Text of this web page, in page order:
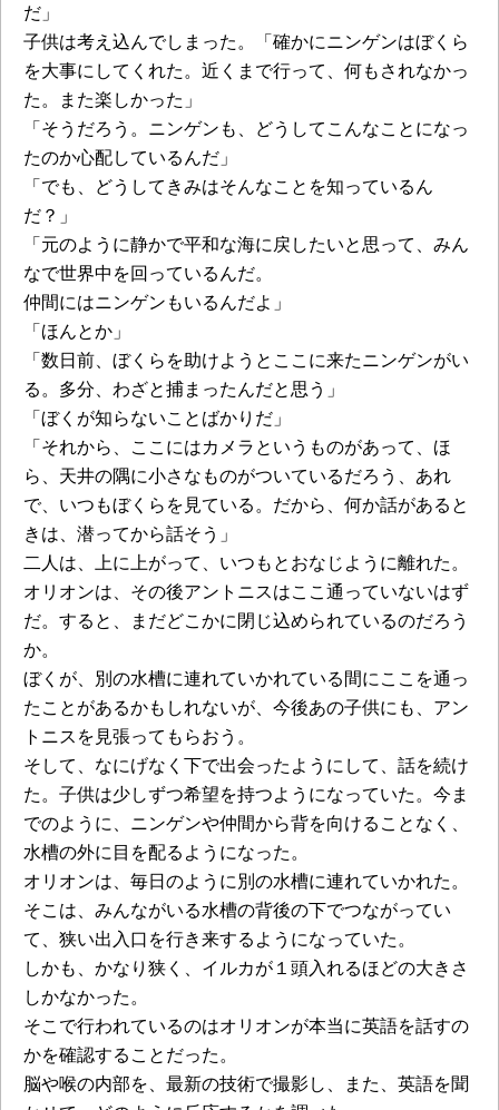
だ」
子供は考え込んでしまった。「確かにニンゲンはぼくら
を大事にしてくれた。近くまで行って、何もされなかっ
た。また楽しかった」
「そうだろう。ニンゲンも、どうしてこんなことになっ
たのか心配しているんだ」
「でも、どうしてきみはそんなことを知っているん
だ？」
「元のように静かで平和な海に戻したいと思って、みん
なで世界中を回っているんだ。
仲間にはニンゲンもいるんだよ」
「ほんとか」
「数日前、ぼくらを助けようとここに来たニンゲンがい
る。多分、わざと捕まったんだと思う」
「ぼくが知らないことばかりだ」
「それから、ここにはカメラというものがあって、ほ
ら、天井の隅に小さなものがついているだろう、あれ
で、いつもぼくらを見ている。だから、何か話があると
きは、潜ってから話そう」
二人は、上に上がって、いつもとおなじように離れた。
オリオンは、その後アントニスはここ通っていないはず
だ。すると、まだどこかに閉じ込められているのだろう
か。
ぼくが、別の水槽に連れていかれている間にここを通っ
たことがあるかもしれないが、今後あの子供にも、アン
トニスを見張ってもらおう。
そして、なにげなく下で出会ったようにして、話を続け
た。子供は少しずつ希望を持つようになっていた。今ま
でのように、ニンゲンや仲間から背を向けることなく、
水槽の外に目を配るようになった。
オリオンは、毎日のように別の水槽に連れていかれた。
そこは、みんながいる水槽の背後の下でつながってい
て、狭い出入口を行き来するようになっていた。
しかも、かなり狭く、イルカが１頭入れるほどの大きさ
しかなかった。
そこで行われているのはオリオンが本当に英語を話すの
かを確認することだった。
脳や喉の内部を、最新の技術で撮影し、また、英語を聞